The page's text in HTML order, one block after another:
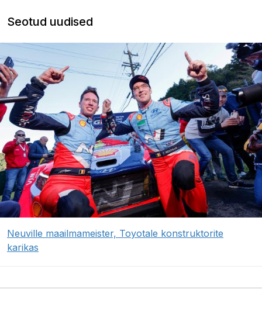
Seotud uudised
Neuville maailmameister, Toyotale konstruktorite
karikas